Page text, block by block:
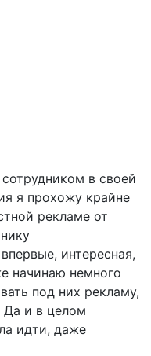
в своей
я прохожу крайне
рекламе от
интересная,
начинаю немного
под них рекламу,
Да и в целом
идти, даже